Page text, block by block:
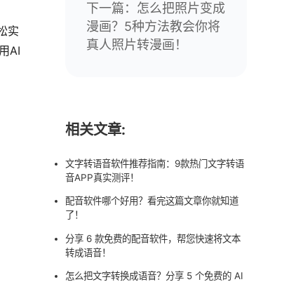
实
AI
下一篇： 怎么把照片变成
漫画？5种方法教会你将
真人照片转漫画！
相关文章:
文字转语音软件推荐指南：9款热门文字转语
音APP真实测评！
配音软件哪个好用？看完这篇文章你就知道
了！
分享 6 款免费的配音软件，帮您快速将文本
转成语音！
怎么把文字转换成语音？分享 5 个免费的 AI